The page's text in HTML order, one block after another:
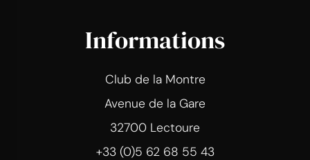
Informations
Club de la Montre
Avenue de la Gare
32700 Lectoure
+33 (0)5 62 68 55 43